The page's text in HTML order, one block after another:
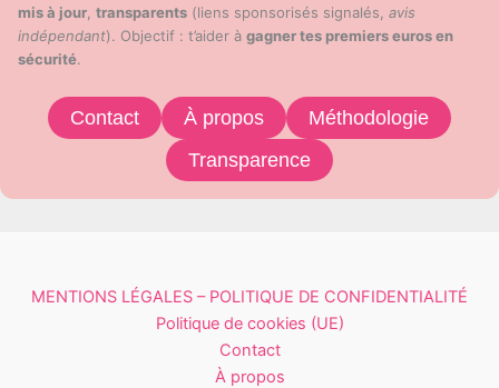
mis à jour, transparents (liens sponsorisés signalés, avis
indépendant). Objectif : t’aider à gagner tes premiers euros en
sécurité.
Contact À propos
Méthodologie
Transparence
MENTIONS LÉGALES – POLITIQUE DE CONFIDENTIALITÉ
Politique de cookies (UE)
Contact
À propos